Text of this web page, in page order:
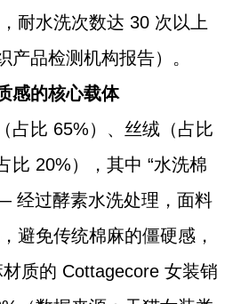
耐水洗次数达 30 次以上
产品检测机构报告）。
感的核心载体
占比 65%）、丝绒（占比
比 20%），其中 “水洗棉
经过酵素水洗处理，面料
避免传统棉麻的僵硬感，
质的 Cottagecore 女装销